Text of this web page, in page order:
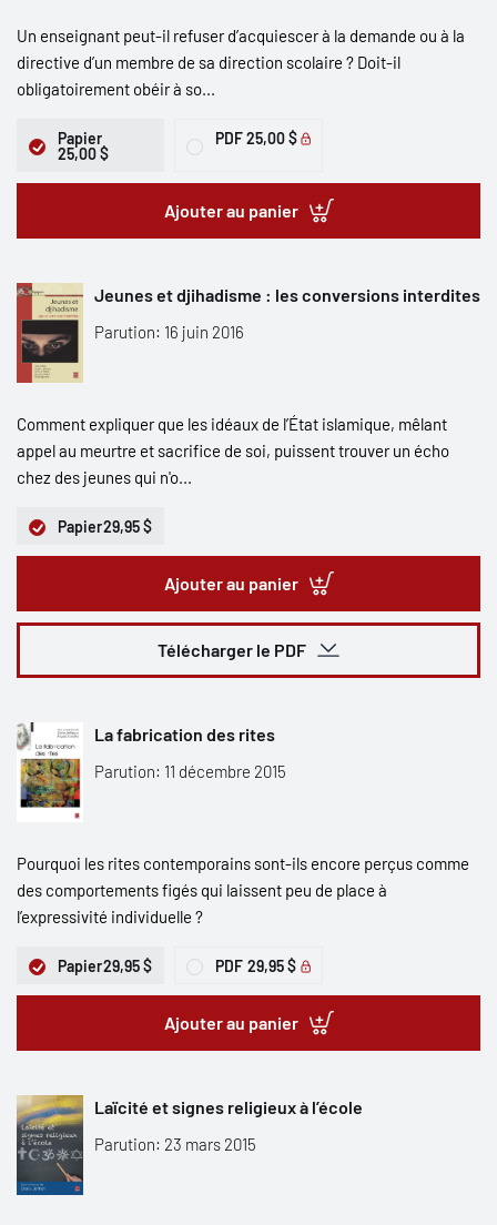
Un enseignant peut-il refuser d’acquiescer à la demande ou à la
directive d’un membre de sa direction scolaire ? Doit-il
obligatoirement obéir à so...
Papier
25,00 $
PDF25,00 $
Ajouter au panier
Jeunes et djihadisme : les conversions interdites
Parution: 16 juin 2016
Comment expliquer que les idéaux de l’État islamique, mêlant
appel au meurtre et sacrifice de soi, puissent trouver un écho
chez des jeunes qui n'o...
Papier29,95 $
Ajouter au panier
Télécharger le PDF
La fabrication des rites
Parution: 11 décembre 2015
Pourquoi les rites contemporains sont-ils encore perçus comme
des comportements figés qui laissent peu de place à
l’expressivité individuelle ?
Papier29,95 $ PDF 29,95 $
Ajouter au panier
Laïcité et signes religieux à l’école
Parution: 23 mars 2015